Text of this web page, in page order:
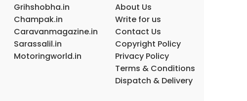
Grihshobha.in
Champak.in
Caravanmagazine.in
Sarassalil.in
Motoringworld.in
About Us
Write for us
Contact Us
Copyright Policy
Privacy Policy
Terms & Conditions
Dispatch & Delivery